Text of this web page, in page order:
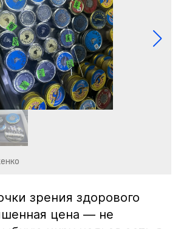
зрения здорового
цена — не